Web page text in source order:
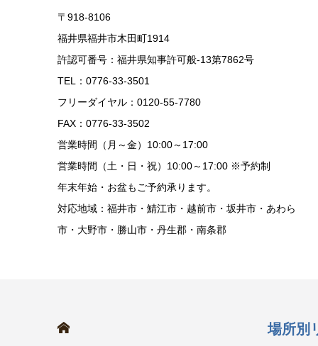
〒918-8106
福井県福井市木田町1914
許認可番号：福井県知事許可般-13第7862号
TEL：0776-33-3501
フリーダイヤル：0120-55-7780
FAX：0776-33-3502
営業時間（月～金）10:00～17:00
営業時間（土・日・祝）10:00～17:00 ※予約制
年末年始・お盆もご予約承ります。
対応地域：福井市・鯖江市・越前市・坂井市・あわら
市・大野市・勝山市・丹生郡・南条郡
場所別